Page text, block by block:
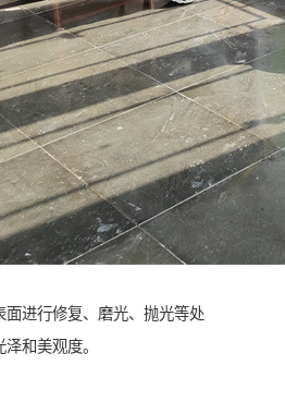
面进行修复、磨光、抛光等处
和美观度。